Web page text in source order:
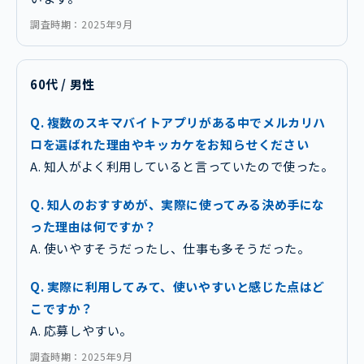
調査時期：2025年9月
60代 / 男性
Q. 複数のスキマバイトアプリがある中でメルカリハ
ロを選ばれた理由やキッカケをお知らせください
A. 知人がよく利用していると言っていたので使った。
Q. 知人のおすすめが、実際に使ってみる決め手にな
った理由は何ですか？
A. 使いやすそうだったし、仕事も多そうだった。
Q. 実際に利用してみて、使いやすいと感じた点はど
こですか？
A. 応募しやすい。
調査時期：2025年9月